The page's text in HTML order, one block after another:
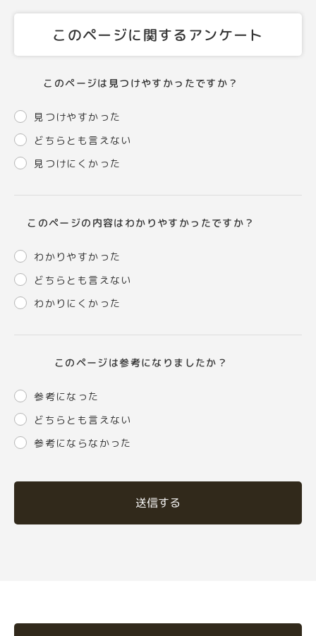
このページに関するアンケート
このページは見つけやすかったですか？
見つけやすかった
どちらとも言えない
見つけにくかった
このページの内容はわかりやすかったですか？
わかりやすかった
どちらとも言えない
わかりにくかった
このページは参考になりましたか？
参考になった
どちらとも言えない
参考にならなかった
送信する